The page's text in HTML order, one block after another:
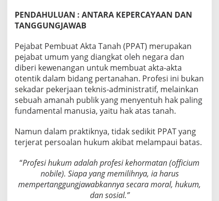
PENDAHULUAN : ANTARA KEPERCAYAAN DAN
TANGGUNGJAWAB
Pejabat Pembuat Akta Tanah (PPAT) merupakan
pejabat umum yang diangkat oleh negara dan
diberi kewenangan untuk membuat akta-akta
otentik dalam bidang pertanahan. Profesi ini bukan
sekadar pekerjaan teknis-administratif, melainkan
sebuah amanah publik yang menyentuh hak paling
fundamental manusia, yaitu hak atas tanah.
Namun dalam praktiknya, tidak sedikit PPAT yang
terjerat persoalan hukum akibat melampaui batas.
“Profesi hukum adalah profesi kehormatan (officium
nobile). Siapa yang memilihnya, ia harus
mempertanggungjawabkannya secara moral, hukum,
dan sosial.”